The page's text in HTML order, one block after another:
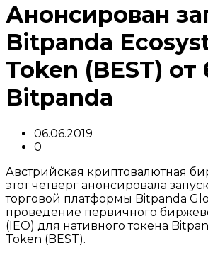
Анонсирован
Bitpanda
Token (BEST)
Bitpanda
06.06.2019
0
Австрийская криптовалютная
этот четверг анонсировала
торговой платформы Bitpanda
проведение первичного
(IEO) для нативного токена
Token (BEST).